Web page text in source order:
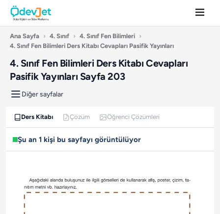
Ana Sayfa › 4. Sınıf › 4. Sınıf Fen Bilimleri ›
4. Sınıf Fen Bilimleri Ders Kitabı Cevapları Pasifik Yayınları
4. Sınıf Fen Bilimleri Ders Kitabı Cevapları
Pasifik Yayınları Sayfa 203
Diğer sayfalar
Ders Kitabı Çözüm Öğrenci Çözümleri
Şu an 1 kişi bu sayfayı görüntülüyor